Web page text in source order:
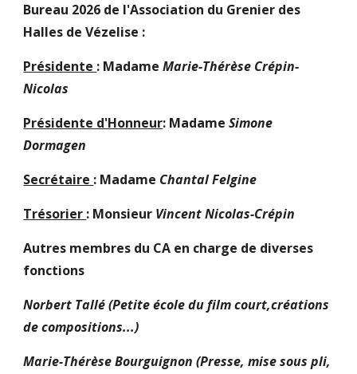
Bureau 2026 de l'Association du Grenier des
Halles de Vézelise :
Présidente : MadameMarie-Thérèse Crépin-
Nicolas
Présidente d'Honneur: MadameSimone
Dormagen
Secrétaire : Madame Chantal Felgine
Trésorier : Monsieur Vincent Nicolas-Crépin
Autres membres du CA en charge de diverses
fonctions
Norbert Tallé (Petite école du film court,créations
de compositions...)
Marie-Thérèse Bourguignon (Presse, mise sous pli,